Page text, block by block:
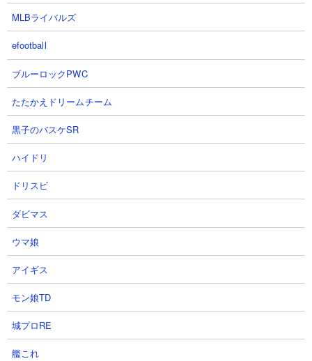
終了となるため、今後はにゃんこ大戦争内でコラボが実施される
確率は非常に低く、おそらく二度と入手ができないキャラになる
と思います。個人的には育成のしがいがあるキャラだと思ってい
るので、もし未所持であればイベント開催中に確実にゲットして
おきましょう。
MLBライバルズ
efootball
ブルーロックPWC
たたかえドリームチーム
黒子のバスケSR
ハイドリ
ドリスピ
ダビマス
ウマ娘
アイギス
モン娘TD
城プロRE
艦これ